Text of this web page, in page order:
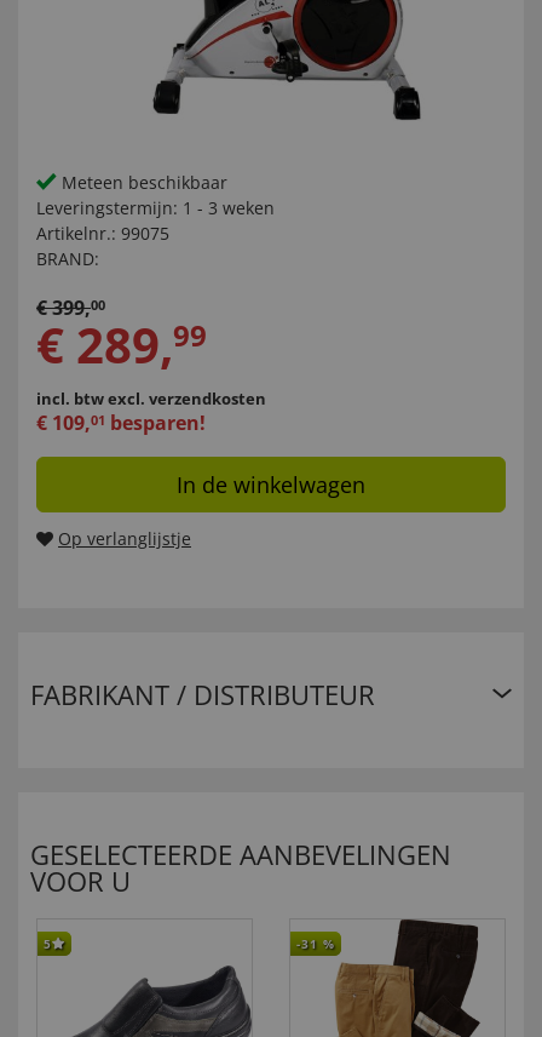
Meteen beschikbaar
Leveringstermijn: 1 - 3 weken
Artikelnr.: 99075
BRAND:
€399,00
€ 289,99
incl. btwexcl. verzendkosten
€ 109,01 besparen!
In de winkelwagen
Op verlanglijstje
FABRIKANT / DISTRIBUTEUR
GESELECTEERDE AANBEVELINGEN
VOOR U
5 -31 %